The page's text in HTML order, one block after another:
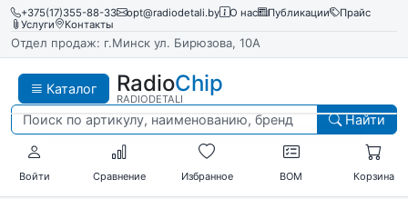
+375(17)355-88-33 opt@radiodetali.by О нас Публикации
Прайс
Услуги
Контакты
Отдел продаж: г.Минск ул. Бирюзова, 10А
Каталог RadioChip
RADIODETALI
Найти
Войти Сравнение Избранное BOM Корзина